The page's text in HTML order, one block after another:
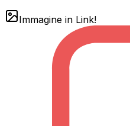
Immagine in Link!